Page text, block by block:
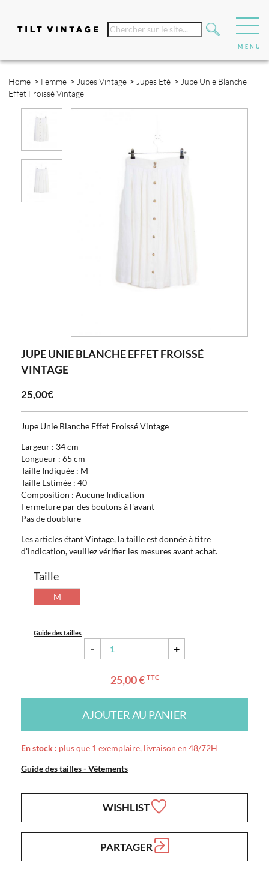
Home > Femme > Jupes Vintage > Jupes Eté > Jupe Unie Blanche
Effet Froissé Vintage
JUPE UNIE BLANCHE EFFET FROISSÉ
VINTAGE
25,00€
Jupe Unie Blanche Effet Froissé Vintage
Largeur : 34 cm
Longueur : 65 cm
Taille Indiquée : M
Taille Estimée : 40
Composition : Aucune Indication
Fermeture par des boutons à l'avant
Pas de doublure
Les articles étant Vintage, la taille est donnée à titre
d'indication, veuillez vérifier les mesures avant achat.
Taille
M
Guide des tailles
- +
25,00 € TTC
AJOUTER AU PANIER
En stock : plus que 1 exemplaire, livraison en 48/72H
Guide des tailles - Vêtements
WISHLIST
PARTAGER